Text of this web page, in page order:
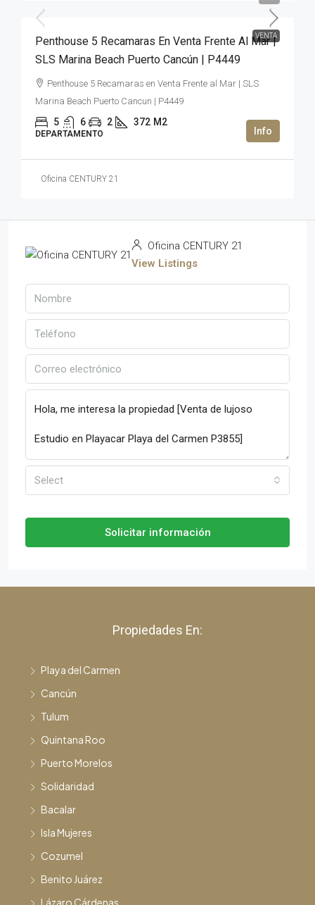
VENTA
Penthouse 5 Recamaras En Venta Frente Al Mar |
SLS Marina Beach Puerto Cancún | P4449
Penthouse 5 Recamaras en Venta Frente al Mar | SLS
Marina Beach Puerto Cancun | P4449
5 6 2 372 M2
DEPARTAMENTO
Oficina CENTURY 21
Oficina CENTURY 21
View Listings
Select
Solicitar información
Propiedades En:
Playa del Carmen
Cancún
Tulum
Quintana Roo
Puerto Morelos
Solidaridad
Bacalar
Isla Mujeres
Cozumel
Benito Juárez
Lázaro Cárdenas